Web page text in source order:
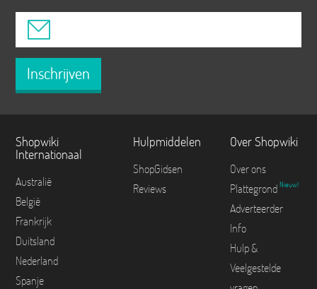
Inschrijven
Shopwiki
Internationaal
Australië
België
Frankrijk
Duitsland
Nederland
Spanje
Hulpmiddelen
ShopGidsen
Reviews
Over Shopwiki
Over ons
Plattegrond Nieuw!
Adverteerder
Info
Hulp &
Veelgestelde